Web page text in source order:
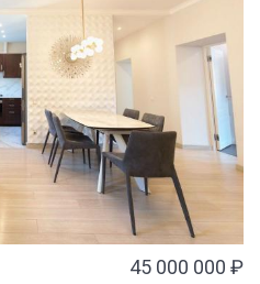
45 000 000 ₽